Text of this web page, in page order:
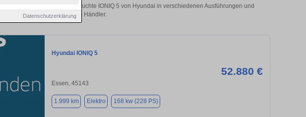
Datenschutzerklärung
Entdecken Sie gebrauchte IONIQ 5 von Hyundai in verschiedenen Ausführungen und
von privat und vom Händler.
Hyundai IONIQ 5
52.880 €
Essen, 45143
1.999 km Elektro 168 kw (228 PS)